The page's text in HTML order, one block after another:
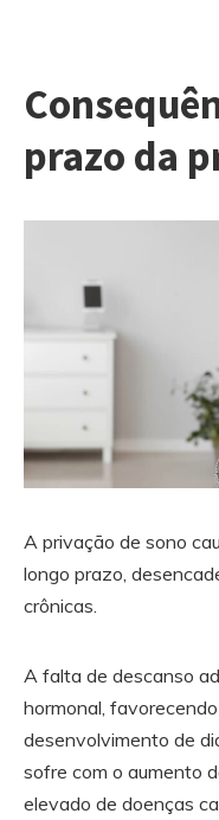
prazo da
A privação de sono
longo prazo,
crônicas.
A falta de descanso
hormonal,
desenvolvimento de
sofre com o aumento
elevado de doenças